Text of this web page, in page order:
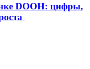
DOOH: цифры,